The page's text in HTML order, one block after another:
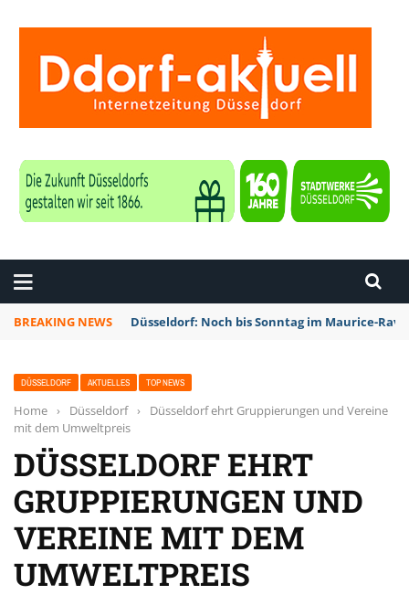
BREAKING NEWS Düsseldorf: Noch bis Sonntag im Maurice-
DÜSSELDORF AKTUELLES TOP NEWS
Home › Düsseldorf ›
Düsseldorf ehrt Gruppierungen und Vereine
mit dem Umweltpreis
DÜSSELDORF EHRT
GRUPPIERUNGEN UND
VEREINE MIT DEM
UMWELTPREIS